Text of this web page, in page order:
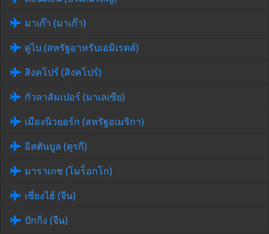
มาเก๊า (มาเก๊า)
ดูไบ (สหรัฐอาหรับเอมิเรตส์)
สิงคโปร์ (สิงคโปร์)
กัวลาลัมเปอร์ (มาเลเซีย)
เมืองนิวยอร์ก (สหรัฐอเมริกา)
อิสตันบูล (ตุรกี)
มาราเกช (โมร็อกโก)
เซี่ยงไฮ้ (จีน)
ปักกิ่ง (จีน)